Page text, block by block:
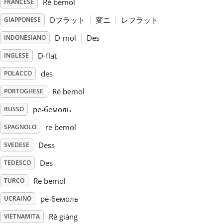
Русский
Svenska
Tiếng Việt
Українська
简体中文
繁體中文
FRANCESE Ré bémol
GIAPPONESE Dフラット 変ニ レフラット
INDONESIANO D-mol Des
INGLESE D-flat
POLACCO des
PORTOGHESE Ré bemol
RUSSO ре-бемоль
SPAGNOLO re bemol
SVEDESE Dess
TEDESCO Des
TURCO Re bemol
UCRAINO ре-бемоль
VIETNAMITA Rê giáng